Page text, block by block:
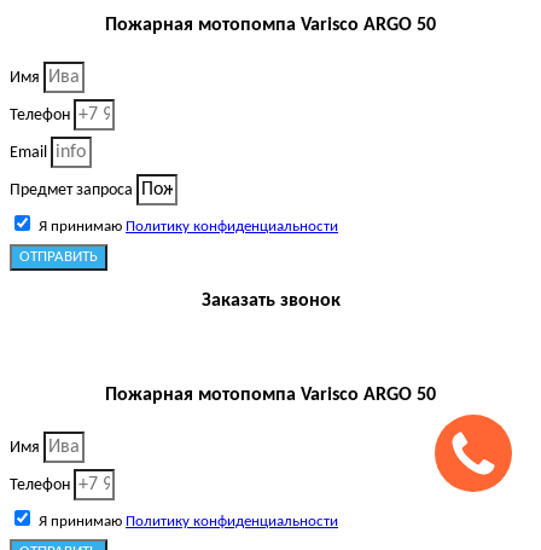
Пожарная мотопомпа Varisco ARGO 50
Имя
Телефон
Email
Предмет запроса
Я принимаю Политику конфиденциальности
ОТПРАВИТЬ
Заказать звонок
Пожарная мотопомпа Varisco ARGO 50
Имя
Телефон
Я принимаю Политику конфиденциальности